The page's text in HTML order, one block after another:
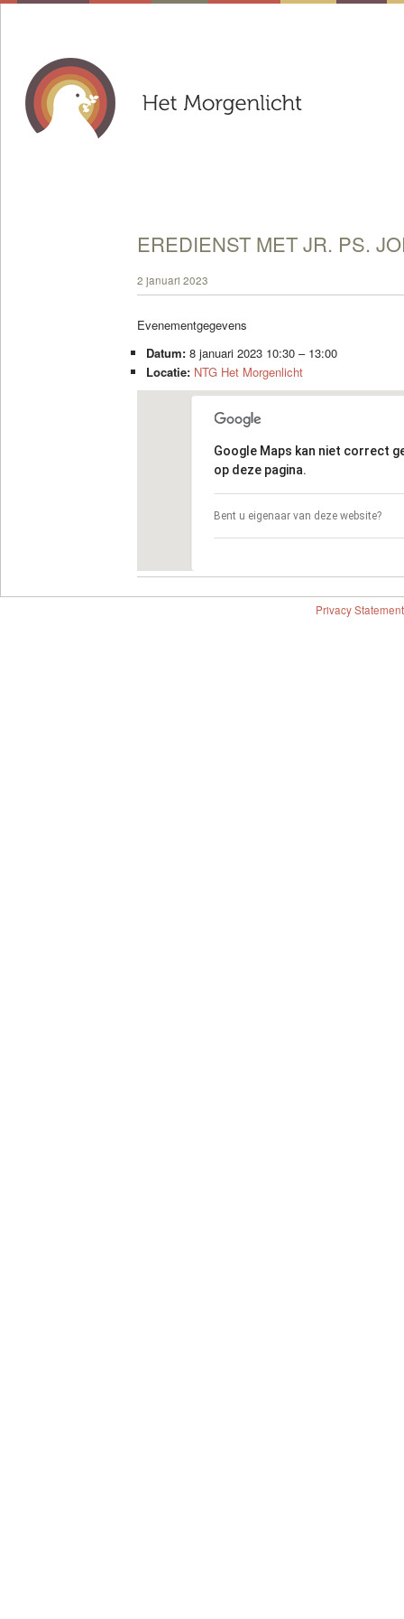
EREDIENST MET JR. PS.
2 januari 2023
Evenementgegevens
Datum: 8 januari 2023 10:30– 13:00
Locatie: NTG Het Morgenlicht
Google Maps kan niet correct
op deze pagina.
Bent u eigenaar van deze website?
Privacy Statement